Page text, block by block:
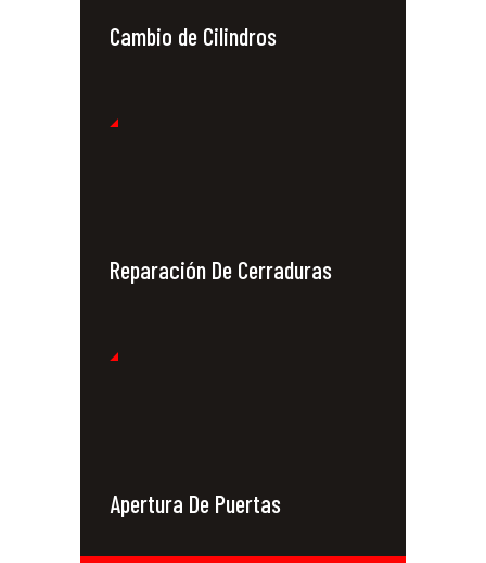
Cambio de Cilindros
Reparación De Cerraduras
Apertura De Puertas